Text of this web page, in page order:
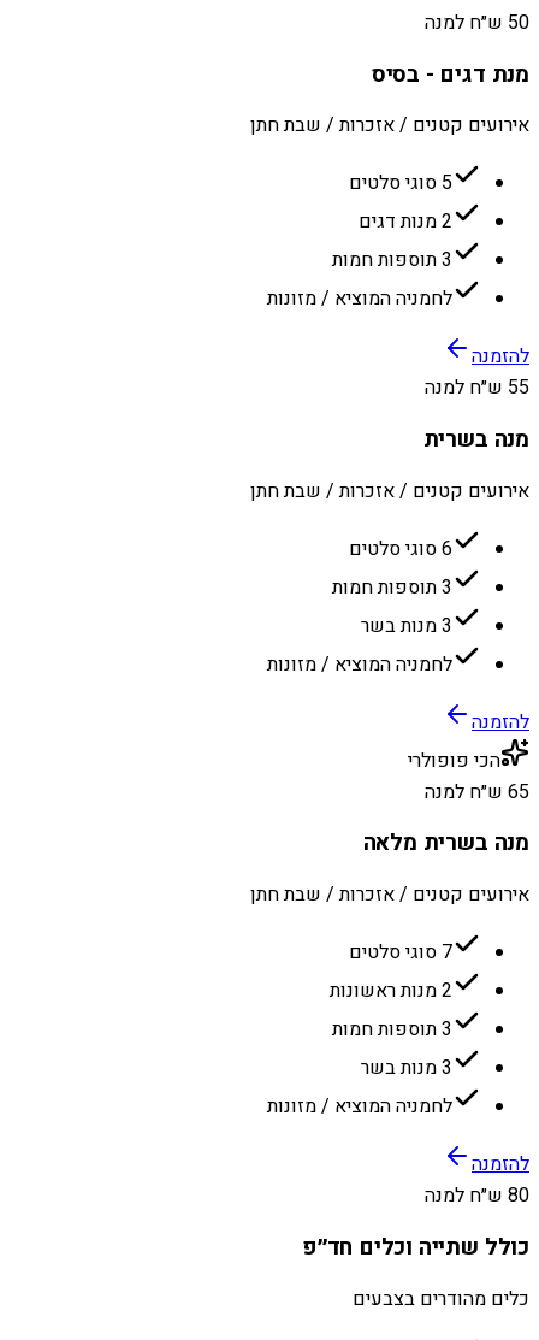
50 ש״ח למנה
מנת דגים - בסיס
אירועים קטנים / אזכרות / שבת חתן
5 סוגי סלטים
2 מנות דגים
3 תוספות חמות
לחמניה המוציא / מזונות
להזמנה
55 ש״ח למנה
מנה בשרית
אירועים קטנים / אזכרות / שבת חתן
6 סוגי סלטים
3 תוספות חמות
3 מנות בשר
לחמניה המוציא / מזונות
להזמנה
הכי פופולרי
65 ש״ח למנה
מנה בשרית מלאה
אירועים קטנים / אזכרות / שבת חתן
7 סוגי סלטים
2 מנות ראשונות
3 תוספות חמות
3 מנות בשר
לחמניה המוציא / מזונות
להזמנה
80 ש״ח למנה
כולל שתייה וכלים חד״פ
כלים מהודרים בצבעים